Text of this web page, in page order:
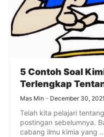
5 Contoh Soal
Terlengkap
Mas Min December 30,
Telah kita pelajari
postingan sebelumnya.
cabang ilmu kimia yang